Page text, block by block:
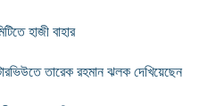
হাজী বাহার
তারেক রহমান ঝলক দেখিয়েছেন